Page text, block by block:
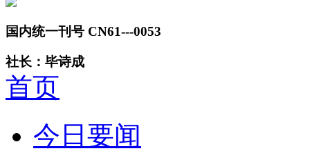
国内统一刊号 CN61---0053
社长：毕诗成
首页
今日要闻